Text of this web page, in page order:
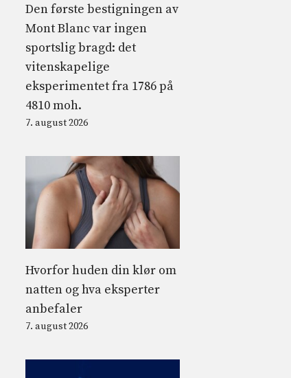
Den første bestigningen av
Mont Blanc var ingen
sportslig bragd: det
vitenskapelige
eksperimentet fra 1786 på
4810 moh.
7. august 2026
Hvorfor huden din klør om
natten og hva eksperter
anbefaler
7. august 2026